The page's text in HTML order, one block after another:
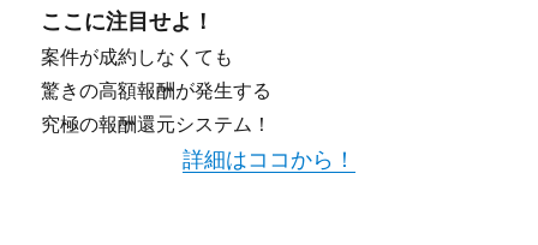
ここに注目せよ！
案件が成約しなくても
驚きの高額報酬が発生する
究極の報酬還元システム！
詳細はココから！